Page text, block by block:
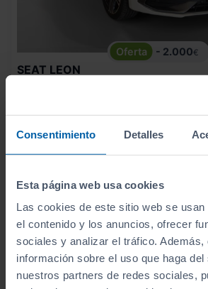
Consentimiento Detalles
Esta página web usa cookies
Las cookies de este sitio web se
el contenido y los anuncios, ofrecer
sociales y analizar el tráfico. Además,
información sobre el uso que haga del
nuestros partners de redes sociales,
- 2.000€
SEAT LEON
9.125 km
2025
Manual
Gasolina